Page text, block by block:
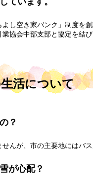
し空き家バンク」制度を
業協会中部支部と協定を結
活について
？
んが、市の主要地にはバ
が心配？